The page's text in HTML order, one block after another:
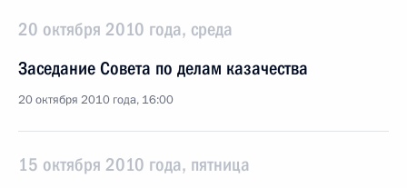
20 октября 2010 года, среда
Заседание Совета по делам казачества
20 октября 2010 года, 16:00
15 октября 2010 года, пятница